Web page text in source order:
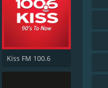
Kiss FM 100.6